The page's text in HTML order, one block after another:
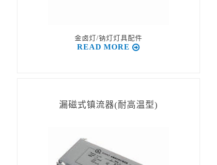
金卤灯/钠灯灯具配件
READ MORE
漏磁式镇流器(耐高温型)